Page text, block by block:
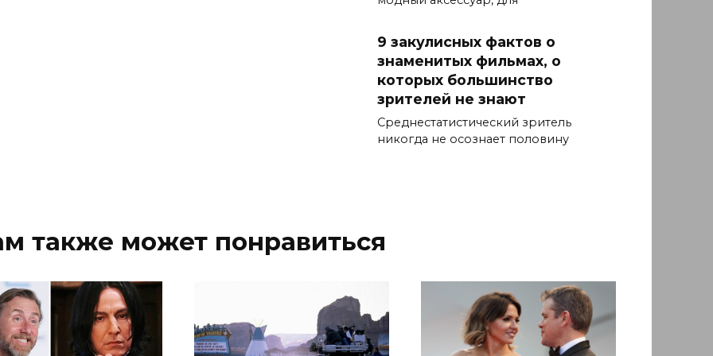
9 закулисных фактов о
знаменитых фильмах, о
которых большинство
зрителей не знают
Среднестатистический зритель
никогда не осознает половину
также может понравиться